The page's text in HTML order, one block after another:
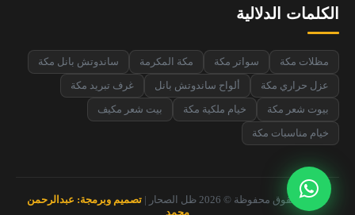
الكلمات الدلالية
مظلات مكة سواتر مكة مكة المكرمة
ساندوتش بانل مكة
عزل حراري مكة
ألواح ساندوتش بانل
غرف تبريد مكة
بيوت شعر مكة
خيام ملكية مكة
بيت شعر مكيف
خيام مناسبات مكة
جميع الحقوق محفوظة © 2026 ظل الصحار |
تصميم وبرمجة: عبدالرحمن
محمد